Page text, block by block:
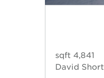
4,841 sqft
David Short